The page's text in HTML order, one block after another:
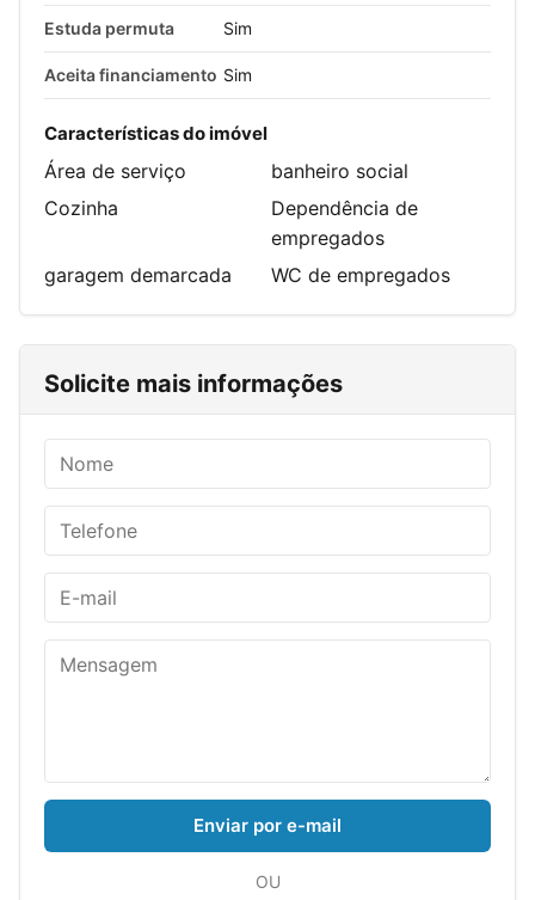
Estuda permuta Sim
Aceita financiamento Sim
Características do imóvel
Área de serviço
banheiro social
Cozinha
Dependência de
empregados
garagem demarcada
WC de empregados
Solicite mais informações
Enviar por e-mail
OU